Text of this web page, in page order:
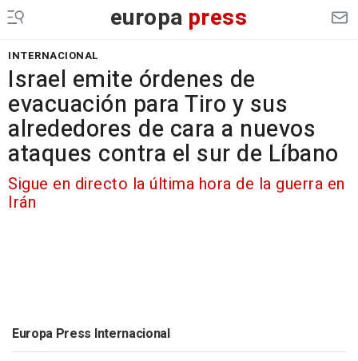
europa press
INTERNACIONAL
Israel emite órdenes de
evacuación para Tiro y sus
alrededores de cara a nuevos
ataques contra el sur de Líbano
Sigue en directo la última hora de la guerra en
Irán
Europa Press Internacional